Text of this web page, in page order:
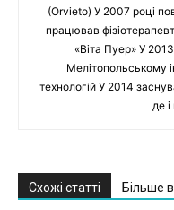
(Orvieto) У 2007 році
працював
«Віта Пуер» У
Мелітопольському
технологій У 2014
де
Схожі статті Більше